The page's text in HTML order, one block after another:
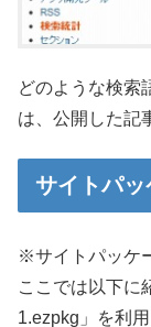
どのような検索
は、公開した記
サイトパ
※サイトパッケ
ここでは以下に
1.ezpkg」を利用